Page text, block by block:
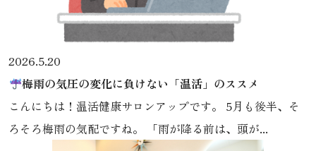
2026.5.20
梅雨の気圧の変化に負けない「温活」のススメ
こんにちは！温活健康サロンアップです。 5月も後半、そ
ろそろ梅雨の気配ですね。 「雨が降る前は、頭が...